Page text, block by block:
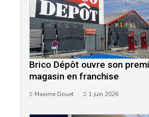
Brico Dépôt ouvre son
magasin en franchise
Maxime Gouet 1 juin 2026